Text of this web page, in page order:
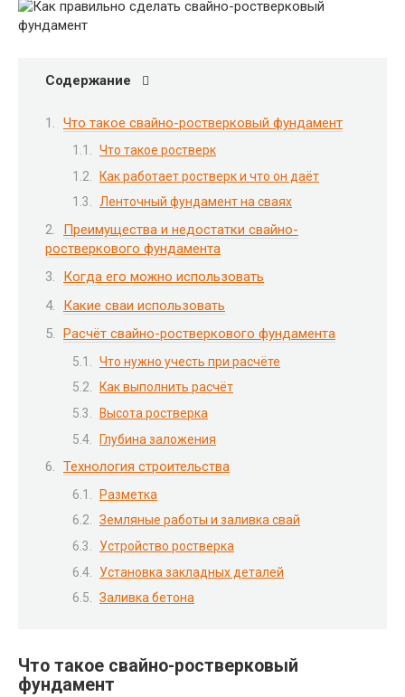
Содержание
Что такое свайно-ростверковый фундамент
Что такое ростверк
Как работает ростверк и что он даёт
Ленточный фундамент на сваях
Преимущества и недостатки свайно-
ростверкового фундамента
Когда его можно использовать
Какие сваи использовать
Расчёт свайно-ростверкового фундамента
Что нужно учесть при расчёте
Как выполнить расчёт
Высота ростверка
Глубина заложения
Технология строительства
Разметка
Земляные работы и заливка свай
Устройство ростверка
Установка закладных деталей
Заливка бетона
Что такое свайно-ростверковый
фундамент